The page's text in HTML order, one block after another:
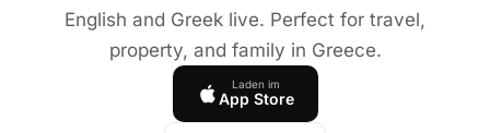
English and Greek live. Perfect for travel,
property, and family in Greece.
Laden im
App Store